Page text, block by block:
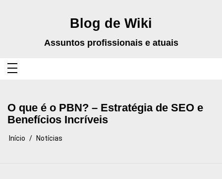
Blog de Wiki
Assuntos profissionais e atuais
O que é o PBN? – Estratégia de SEO e
Benefícios Incríveis
Início Notícias